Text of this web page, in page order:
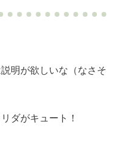
明が欲しいな（なさそ
ダがキュート！